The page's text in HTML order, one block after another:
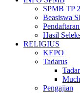
SPMB TP
Beasiswa
Hasil
RELIGIUS
KEPO
Tadarus
Pengajian